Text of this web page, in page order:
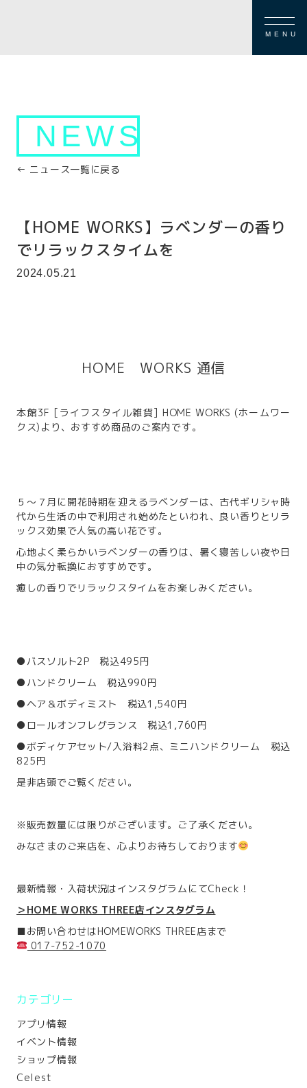
MENU
NEWS
← ニュース一覧に戻る
【HOME WORKS】ラベンダーの香り
でリラックスタイムを
2024.05.21
HOME WORKS 通信
本館3F [ライフスタイル雑貨] HOME WORKS (ホームワー
クス)より、おすすめ商品のご案内です。
５～７月に開花時期を迎えるラベンダーは、古代ギリシャ時
代から生活の中で利用され始めたといわれ、良い香りとリラ
ックス効果で人気の高い花です。
心地よく柔らかいラベンダーの香りは、暑く寝苦しい夜や日
中の気分転換におすすめです。
癒しの香りでリラックスタイムをお楽しみください。
●バスソルト2P 税込495円
●ハンドクリーム 税込990円
●ヘア＆ボディミスト 税込1,540円
●ロールオンフレグランス 税込1,760円
●ボディケアセット/入浴料2点、ミニハンドクリーム 税込
825円
是非店頭でご覧ください。
※販売数量には限りがございます。ご了承ください。
みなさまのご来店を、心よりお待ちしております
最新情報・入荷状況はインスタグラムにてCheck！
＞HOME WORKS THREE店インスタグラム
■お問い合わせはHOMEWORKS THREE店まで
017-752-1070
カテゴリー
アプリ情報
イベント情報
ショップ情報
Celest